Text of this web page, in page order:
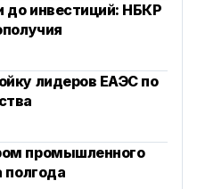
до инвестиций: НБКР
лидеров ЕАЭС по
промышленного
полгода